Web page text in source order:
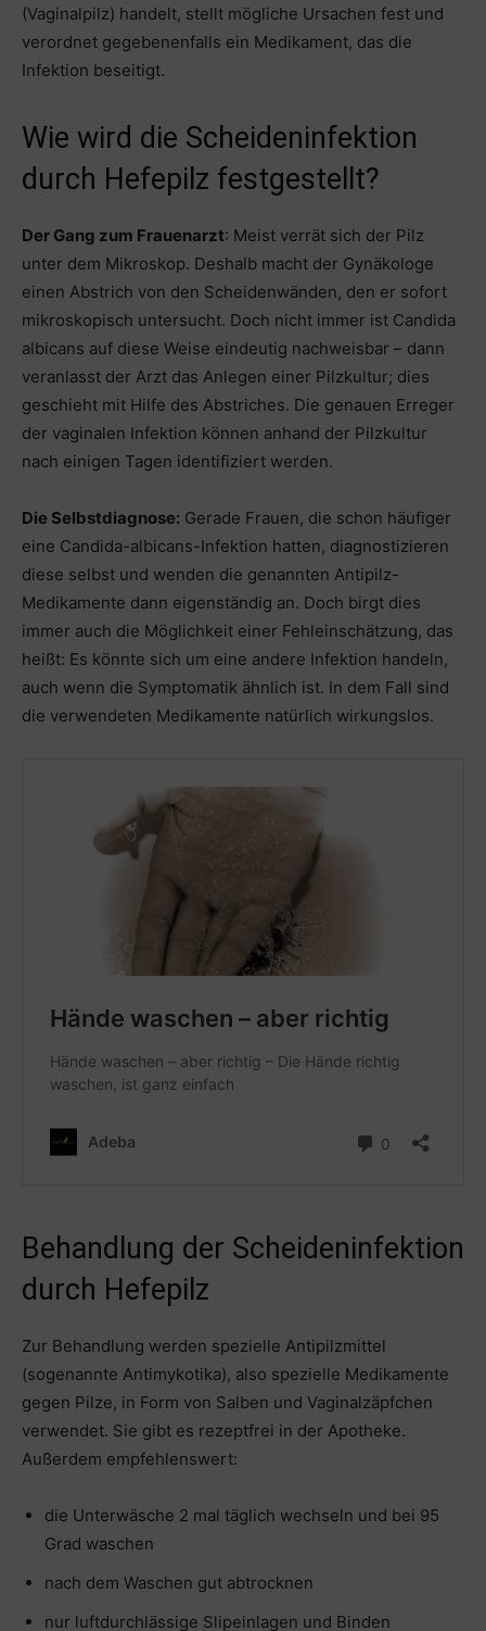
(Vaginalpilz) handelt, stellt mögliche Ursachen fest und
verordnet gegebenenfalls ein Medikament, das die
Infektion beseitigt.
Wie wird die Scheideninfektion
durch Hefepilz festgestellt?
Der Gang zum Frauenarzt: Meist verrät sich der Pilz
unter dem Mikroskop. Deshalb macht der Gynäkologe
einen Abstrich von den Scheidenwänden, den er sofort
mikroskopisch untersucht. Doch nicht immer ist Candida
albicans auf diese Weise eindeutig nachweisbar – dann
veranlasst der Arzt das Anlegen einer Pilzkultur; dies
geschieht mit Hilfe des Abstriches. Die genauen Erreger
der vaginalen Infektion können anhand der Pilzkultur
nach einigen Tagen identifiziert werden.
Die Selbstdiagnose: Gerade Frauen, die schon häufiger
eine Candida-albicans-Infektion hatten, diagnostizieren
diese selbst und wenden die genannten Antipilz-
Medikamente dann eigenständig an. Doch birgt dies
immer auch die Möglichkeit einer Fehleinschätzung, das
heißt: Es könnte sich um eine andere Infektion handeln,
auch wenn die Symptomatik ähnlich ist. In dem Fall sind
die verwendeten Medikamente natürlich wirkungslos.
Behandlung der Scheideninfektion
durch Hefepilz
Zur Behandlung werden spezielle Antipilzmittel
(sogenannte Antimykotika), also spezielle Medikamente
gegen Pilze, in Form von Salben und Vaginalzäpfchen
verwendet. Sie gibt es rezeptfrei in der Apotheke.
Außerdem empfehlenswert:
die Unterwäsche 2 mal täglich wechseln und bei 95
Grad waschen
nach dem Waschen gut abtrocknen
nur luftdurchlässige Slipeinlagen und Binden